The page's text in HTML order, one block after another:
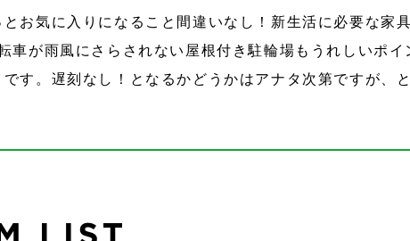
お気に入りになること間違いなし！新生活に必要な家
が雨風にさらされない屋根付き駐輪場もうれしいポイ
す。遅刻なし！となるかどうかはアナタ次第ですが、と